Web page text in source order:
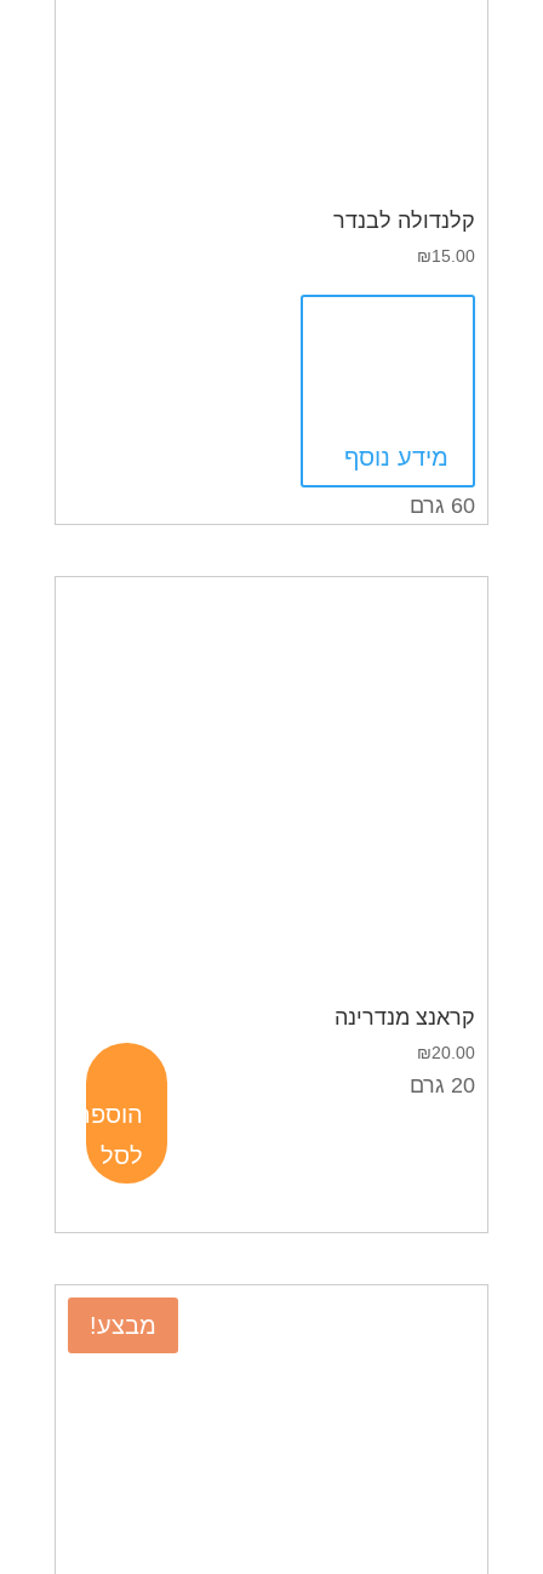
קלנדולה לבנדר
₪15.00
מידע נוסף
60 גרם
קראנצ מנדרינה
₪20.00
הוספה
לסל
20 גרם
מבצע!